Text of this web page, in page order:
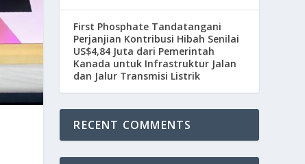
First Phosphate Tandatangani
Perjanjian Kontribusi Hibah Senilai
US$4,84 Juta dari Pemerintah
Kanada untuk Infrastruktur Jalan
dan Jalur Transmisi Listrik
RECENT COMMENTS